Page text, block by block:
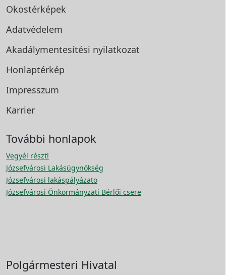
Okostérképek
Adatvédelem
Akadálymentesítési nyilatkozat
Honlaptérkép
Impresszum
Karrier
További honlapok
Vegyél részt!
Józsefvárosi Lakásügynökség
Józsefvárosi lakáspályázato
Józsefvárosi Önkormányzati Bérlői csere
Polgármesteri Hivatal